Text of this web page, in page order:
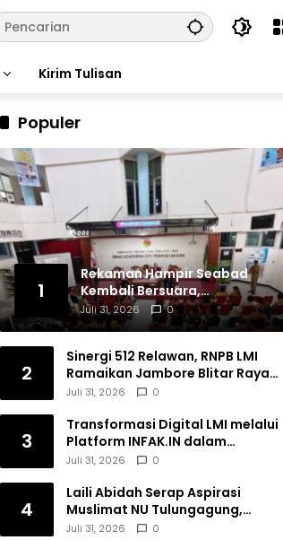
Kirim Tulisan
Populer
1
Rekaman Hampir Seabad
Kembali Bersuara,
Masyarakat Flores Hidupkan
Lagi Ingatan Leluhur
Juli 31, 2026 0
2
Sinergi 512 Relawan, RNPB LMI
Ramaikan Jambore Blitar Raya
2026
Juli 31, 2026 0
3
Transformasi Digital LMI melalui
Platform INFAK.IN dalam
Meningkatkan Penghimpunan
Juli 31, 2026 0
4
Laili Abidah Serap Aspirasi
Muslimat NU Tulungagung,
Dorong Penguatan Peran
Juli 31, 2026 0